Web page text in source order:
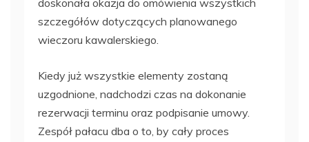
doskonała okazja do omówienia wszystkich
szczegółów dotyczących planowanego
wieczoru kawalerskiego.
Kiedy już wszystkie elementy zostaną
uzgodnione, nadchodzi czas na dokonanie
rezerwacji terminu oraz podpisanie umowy.
Zespół pałacu dba o to, by cały proces